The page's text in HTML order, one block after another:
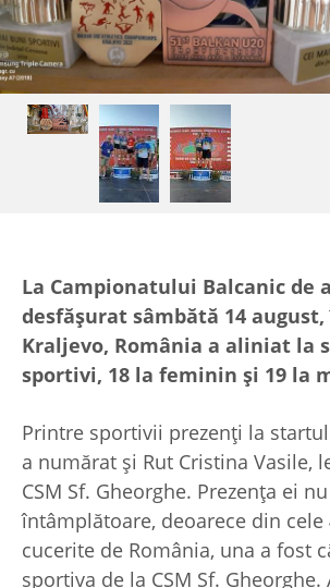
La Campionatului Balcanic de
desfăşurat sâmbătă 14
Kraljevo, România a aliniat la
sportivi, 18 la feminin și 19 la
Printre sportivii prezenți la
a numărat și Rut Cristina Vasile,
CSM Sf. Gheorghe. Prezența ei
întâmplătoare, deoarece din cele
cucerite de România, una a fost
sportiva de la CSM Sf. Gheorghe.